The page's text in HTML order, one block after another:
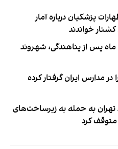
پزشکیان درباره آمار
کشتار خواندند
دو فوتبالیست زن ایرانی ۵ ماه پس از پناهندگی، شهروند
مدارس ایران گرفتار کرده
تهران به حمله به زیرساخت‌های
کرد